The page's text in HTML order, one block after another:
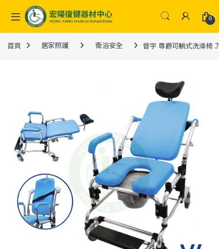
Skip to navigation
Skip to content
0
首頁 居家照護 衛浴安全 晉宇 尊爵可躺式洗澡椅